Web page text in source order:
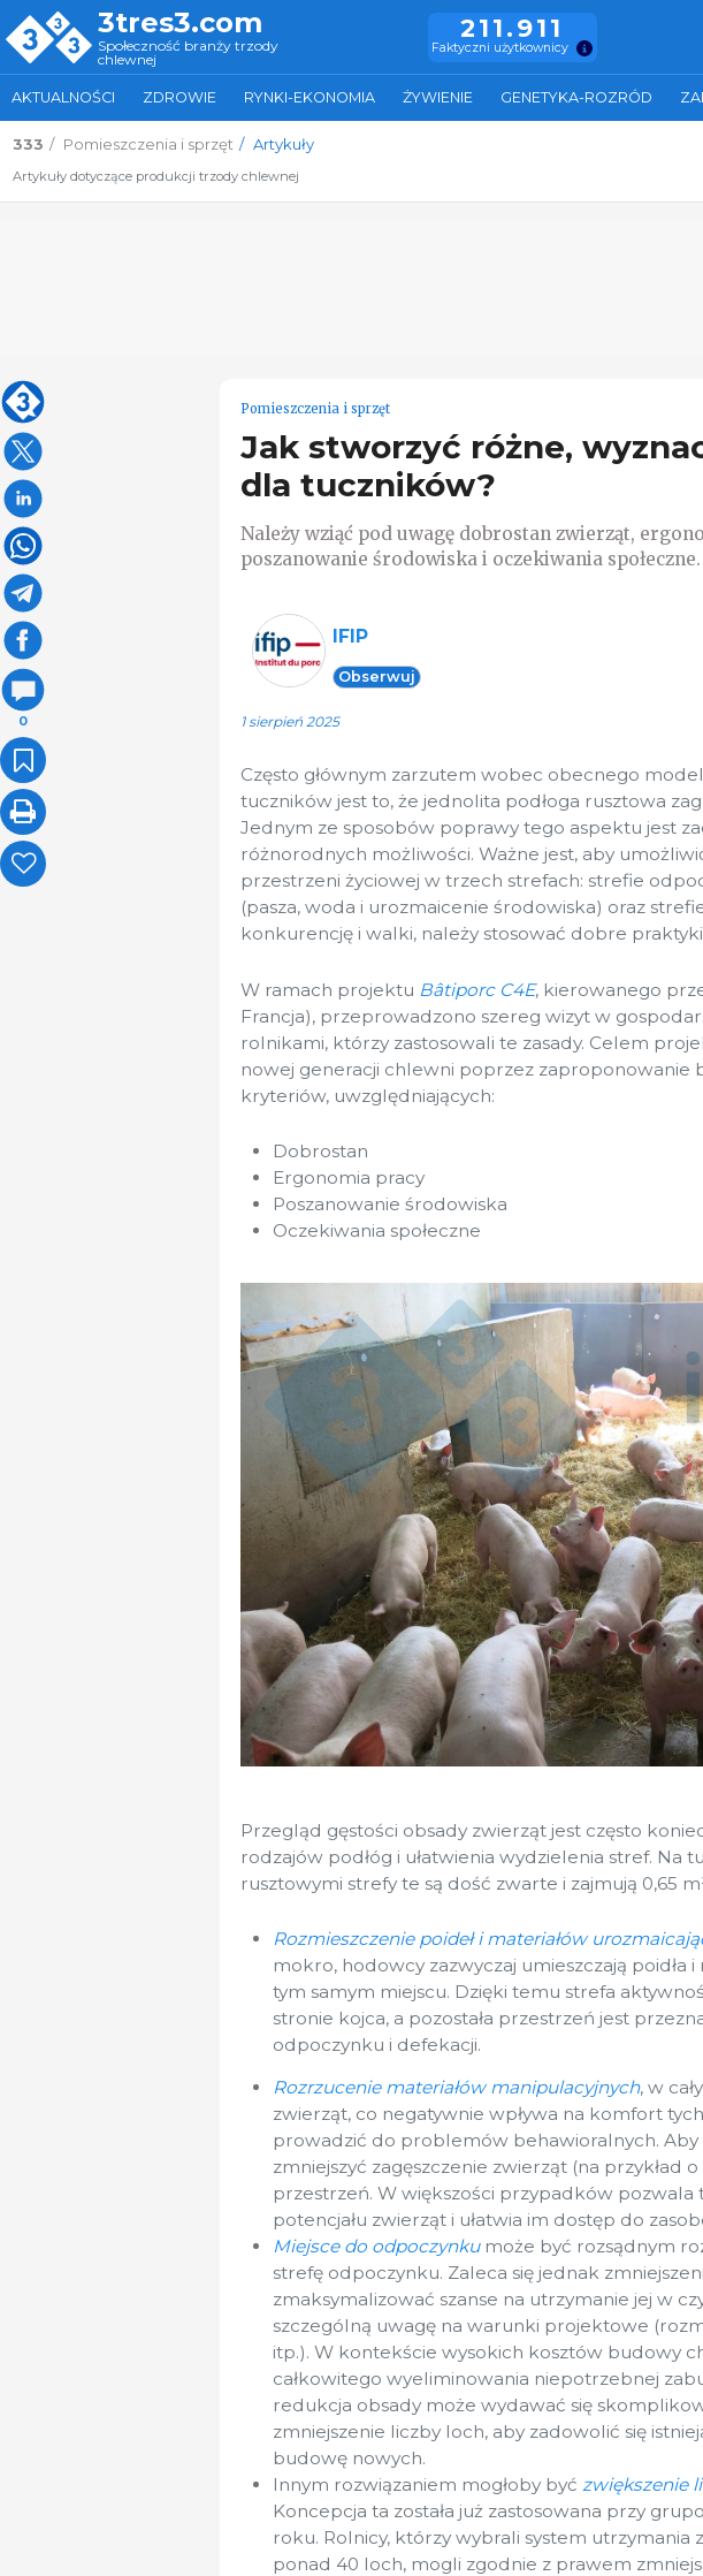
3tres3.com
Społeczność branży trzody
chlewnej
211.911
Faktyczni użytkownicy
AKTUALNOŚCI ZDROWIE RYNKI-EKONOMIA ŻYWIENIE GENETYKA-ROZRÓD
333 Pomieszczenia i sprzęt Artykuły
Artykuły dotyczące produkcji trzody chlewnej
0
Pomieszczenia i sprzęt
Jak stworzyć różne,
dla tuczników?
Należy wziąć pod uwagę dobrostan zwierząt,
poszanowanie środowiska i oczekiwania społeczne.
IFIP
Obserwuj
1 sierpień 2025
Często głównym zarzutem wobec obecnego
tuczników jest to, że jednolita podłoga rusztowa
Jednym ze sposobów poprawy tego aspektu jest
różnorodnych możliwości. Ważne jest, aby
przestrzeni życiowej w trzech strefach: strefie
(pasza, woda i urozmaicenie środowiska) oraz
konkurencję i walki, należy stosować dobre
W ramach projektu Bâtiporc C4E, kierowanego
Francja), przeprowadzono szereg wizyt w
rolnikami, którzy zastosowali te zasady. Celem
nowej generacji chlewni poprzez zaproponowanie
kryteriów, uwzględniających:
Dobrostan
Ergonomia pracy
Poszanowanie środowiska
Oczekiwania społeczne
Przegląd gęstości obsady zwierząt jest często
rodzajów podłóg i ułatwienia wydzielenia stref. Na
rusztowymi strefy te są dość zwarte i zajmują 0,65
Rozmieszczenie poideł i materiałów
mokro, hodowcy zazwyczaj umieszczają poidła
tym samym miejscu. Dzięki temu strefa
stronie kojca, a pozostała przestrzeń jest
odpoczynku i defekacji.
Rozrzucenie materiałów manipulacyjnych, w
zwierząt, co negatywnie wpływa na komfort
prowadzić do problemów behawioralnych. Aby
zmniejszyć zagęszczenie zwierząt (na przykład
przestrzeń. W większości przypadków pozwala
potencjału zwierząt i ułatwia im dostęp do
Miejsce do odpoczynkumoże być rozsądnym
strefę odpoczynku. Zaleca się jednak
zmaksymalizować szanse na utrzymanie jej w
szczególną uwagę na warunki projektowe
itp.). W kontekście wysokich kosztów budowy
całkowitego wyeliminowania niepotrzebnej
redukcja obsady może wydawać się
zmniejszenie liczby loch, aby zadowolić się
budowę nowych.
Innym rozwiązaniem mogłoby być zwiększenie
Koncepcja ta została już zastosowana przy
roku. Rolnicy, którzy wybrali system utrzymania
ponad 40 loch, mogli zgodnie z prawem